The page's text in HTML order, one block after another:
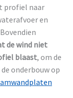
profiel naar
en
de wind niet
blaast, om de
onderbouw op